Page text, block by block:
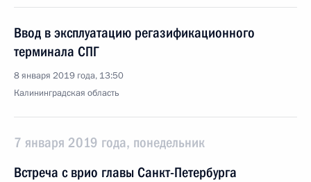
Ввод в эксплуатацию регазификационного
терминала СПГ
8 января 2019 года, 13:50
Калининградская область
7 января 2019 года, понедельник
Встреча с врио главы Санкт-Петербурга